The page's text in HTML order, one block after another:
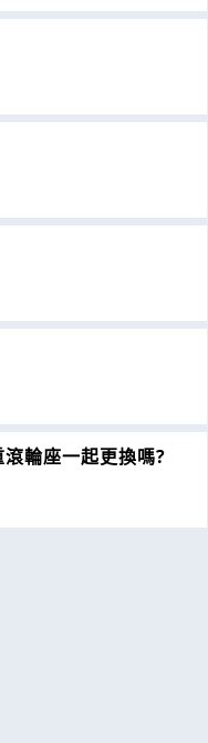
輪座一起更換嗎?